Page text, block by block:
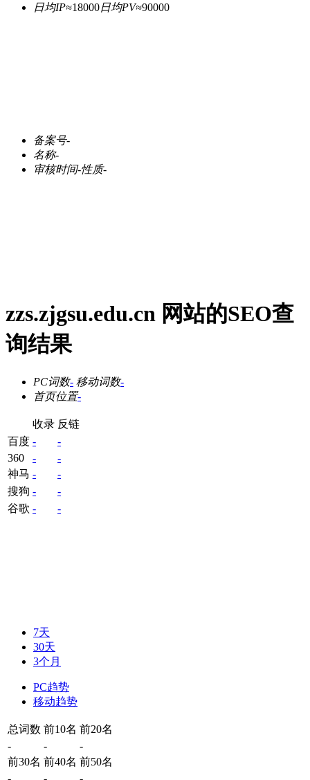
日均IP≈18000日均PV≈90000
备案号-
名称-
审核时间-性质-
zzs.zjgsu.edu.cn 网站的SEO查
询结果
PC词数- 移动词数-
首页位置-
收录 反链
百度 -
-
360
-
-
神马 -
-
搜狗 -
-
谷歌 - -
7天
30天
3个月
PC趋势
移动趋势
总词数 前10名 前20名
-
-
-
前30名 前40名 前50名